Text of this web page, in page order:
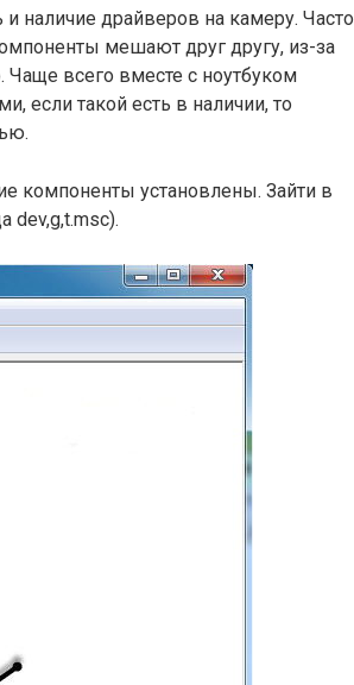
и наличие драйверов на камеру. Часто
мешают друг другу, из-за
Чаще всего вместе с ноутбуком
если такой есть в наличии, то
компоненты установлены. Зайти в
dev,g,t.msc).